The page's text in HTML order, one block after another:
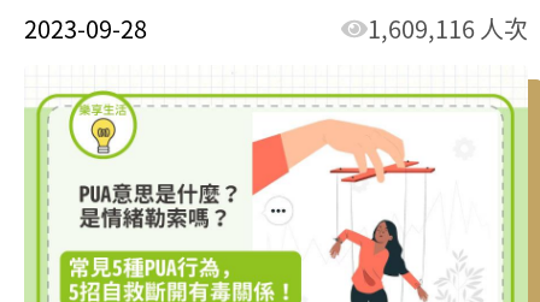
2023-09-28 1,609,116 人次